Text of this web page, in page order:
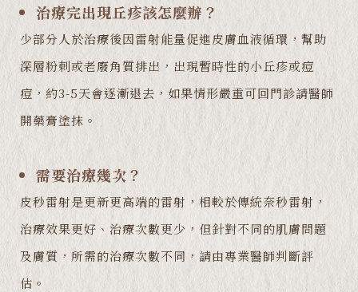
治療完出現丘疹該怎麼辦？
少部分人於治療後因雷射能量促進皮膚血液循環，幫助
深層粉刺或老廢角質排出，出現暫時性的小丘疹或痘
痘，約3-5天會逐漸退去，如果情形嚴重可回門診請醫師
開藥膏塗抹。
需要治療幾次？
皮秒雷射是更新更高端的雷射，相較於傳統奈秒雷射，
治療效果更好、治療次數更少，但針對不同的肌膚問題
及膚質，所需的治療次數不同，請由專業醫師判斷評
估。